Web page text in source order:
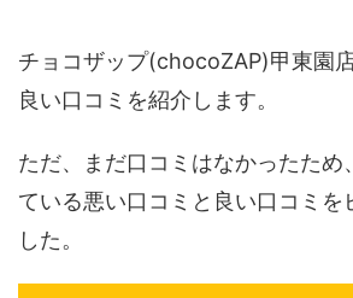
チョコザップ(chocoZAP)甲東園
良い口コミを紹介します。
ただ、まだ口コミはなかったため
ている悪い口コミと良い口コミを
した。